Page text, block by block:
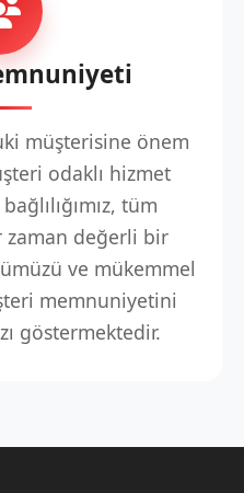
müşterisine önem
odaklı hizmet
tüm
değerli bir
ve mükemmel
memnuniyetini
göstermektedir.